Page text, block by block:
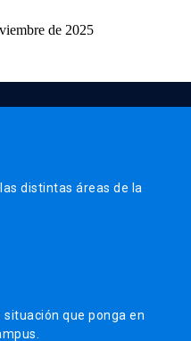
distintas áreas de la
que ponga en